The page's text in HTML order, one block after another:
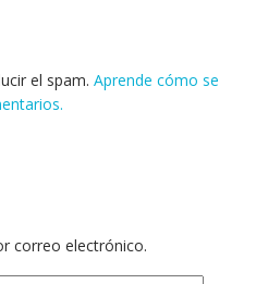
el spam. Aprende cómo se
correo electrónico.